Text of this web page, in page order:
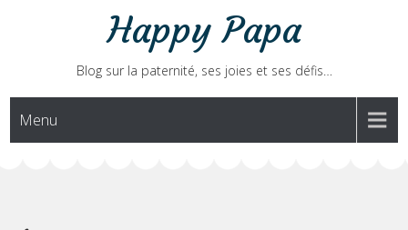
Happy Papa
Blog sur la paternité, ses joies et ses défis…
Menu